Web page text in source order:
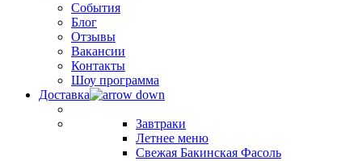
События
Блог
Отзывы
Вакансии
Контакты
Шоу программа
Доставка
Завтраки
Летнее меню
Свежая Бакинская Фасоль